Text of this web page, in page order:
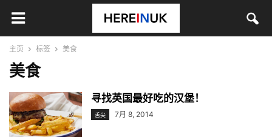
主页 标签 美食
美食
寻找英国最好吃的汉堡！
舌尖 7月 8, 2014